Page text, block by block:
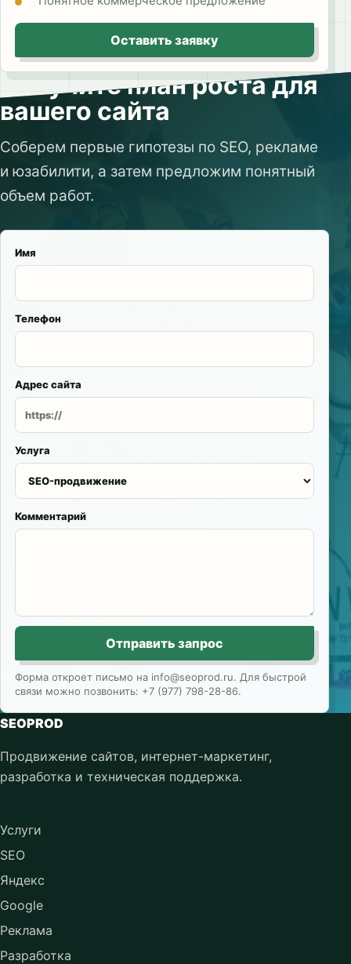
Оставить заявку
Получите план роста для
вашего сайта
Соберем первые гипотезы по SEO, рекламе
и юзабилити, а затем предложим понятный
объем работ.
Имя
Телефон
Адрес сайта
Услуга
Комментарий
Отправить запрос
Форма откроет письмо на info@seoprod.ru. Для быстрой
связи можно позвонить: +7 (977) 798-28-86.
SEOPROD
Продвижение сайтов, интернет-маркетинг,
разработка и техническая поддержка.
Услуги
SEO
Яндекс
Google
Реклама
Разработка